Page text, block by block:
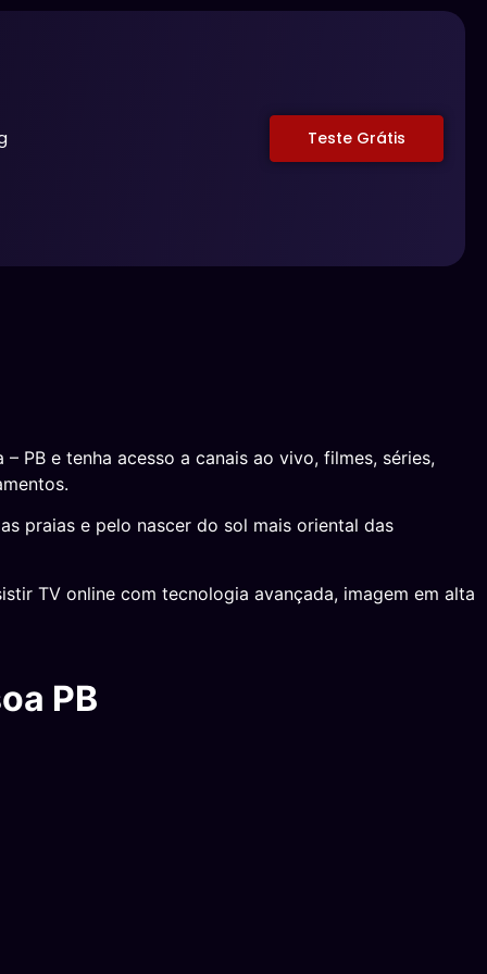
Teste Grátis
PB e tenha acesso a canais ao vivo, filmes, séries,
praias e pelo nascer do sol mais oriental das
TV online com tecnologia avançada, imagem em alta
PB